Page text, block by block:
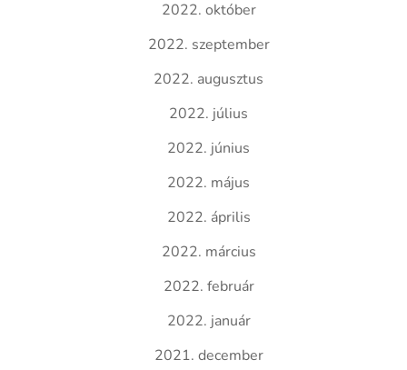
2022. október
2022. szeptember
2022. augusztus
2022. július
2022. június
2022. május
2022. április
2022. március
2022. február
2022. január
2021. december